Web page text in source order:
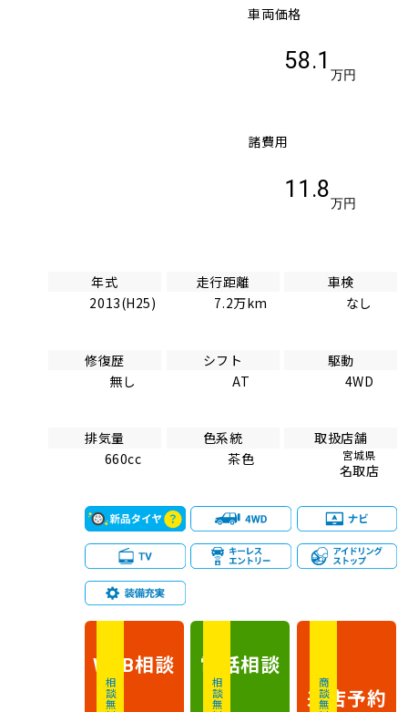
車両価格
58.1
万円
諸費用
11.8
万円
年式
2013(H25)
走行距離
7.2万km
車検
なし
修復歴
無し
シフト
AT
駆動
4WD
排気量
660cc
色系統
茶色
取扱店舗
宮城県
名取店
相談無料
WEB相談
相談無料
電話相談
商談無料
来店予約